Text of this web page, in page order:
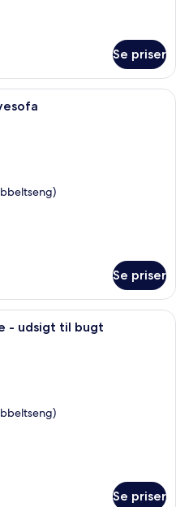
Se priser
Et hotelværelse med et stort
Se priser
Et hotelværelse med en stor seng,
- udsigt til bugt
Se priser